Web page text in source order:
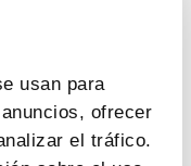
usan para
ofrecer
el tráfico.